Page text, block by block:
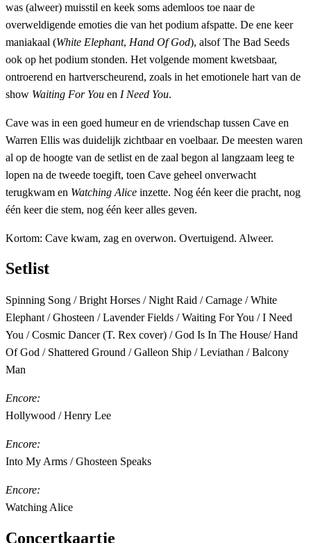
was (alweer) muisstil en keek soms ademloos toe naar de
overweldigende emoties die van het podium afspatte. De ene keer
maniakaal (White Elephant, Hand Of God), alsof The Bad Seeds
ook op het podium stonden. Het volgende moment kwetsbaar,
ontroerend en hartverscheurend, zoals in het emotionele hart van de
show Waiting For You en I Need You.
Cave was in een goed humeur en de vriendschap tussen Cave en
Warren Ellis was duidelijk zichtbaar en voelbaar. De meesten waren
al op de hoogte van de setlist en de zaal begon al langzaam leeg te
lopen na de tweede toegift, toen Cave geheel onverwacht
terugkwam en Watching Alice inzette. Nog één keer die pracht, nog
één keer die stem, nog één keer alles geven.
Kortom: Cave kwam, zag en overwon. Overtuigend. Alweer.
Setlist
Spinning Song / Bright Horses / Night Raid / Carnage / White
Elephant / Ghosteen / Lavender Fields / Waiting For You / I Need
You / Cosmic Dancer (T. Rex cover) / God Is In The House/ Hand
Of God / Shattered Ground / Galleon Ship / Leviathan / Balcony
Man
Encore:
Hollywood / Henry Lee
Encore:
Into My Arms / Ghosteen Speaks
Encore:
Watching Alice
Concertkaartje